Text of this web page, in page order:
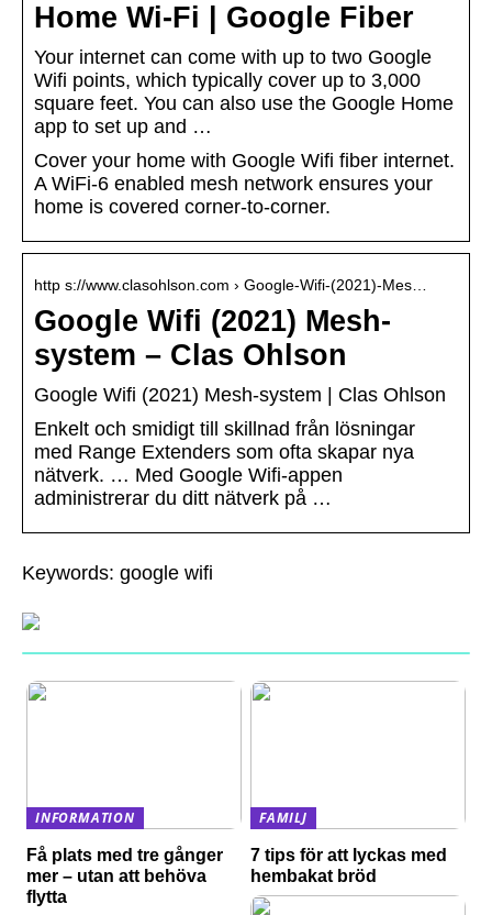
Home Wi-Fi | Google Fiber
Your internet can come with up to two Google
Wifi points, which typically cover up to 3,000
square feet. You can also use the Google Home
app to set up and …
Cover your home with Google Wifi fiber internet.
A WiFi-6 enabled mesh network ensures your
home is covered corner-to-corner.
http s://www.clasohlson.com › Google-Wifi-(2021)-Mes…
Google Wifi (2021) Mesh-
system – Clas Ohlson
Google Wifi (2021) Mesh-system | Clas Ohlson
Enkelt och smidigt till skillnad från lösningar
med Range Extenders som ofta skapar nya
nätverk. … Med Google Wifi-appen
administrerar du ditt nätverk på …
Keywords: google wifi
INFORMATION
Få plats med tre gånger
mer – utan att behöva
flytta
FAMILJ
7 tips för att lyckas med
hembakat bröd